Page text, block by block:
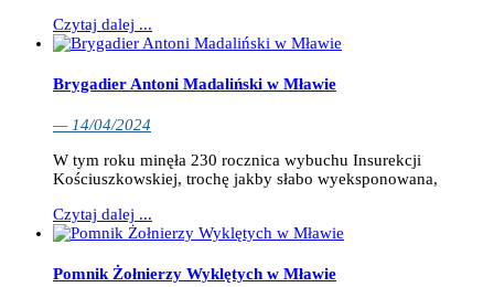
Czytaj dalej ...
Brygadier Antoni Madaliński w Mławie
— 14/04/2024
W tym roku minęła 230 rocznica wybuchu Insurekcji
Kościuszkowskiej, trochę jakby słabo wyeksponowana,
Czytaj dalej ...
Pomnik Żołnierzy Wyklętych w Mławie